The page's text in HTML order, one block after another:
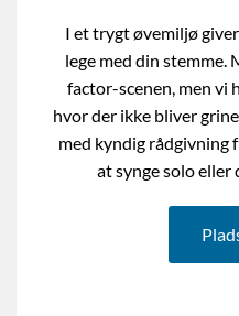
I et trygt øvemiljø
lege med din stemme.
factor-scenen, men vi
hvor der ikke bliver
med kyndig rådgivning
at synge solo eller